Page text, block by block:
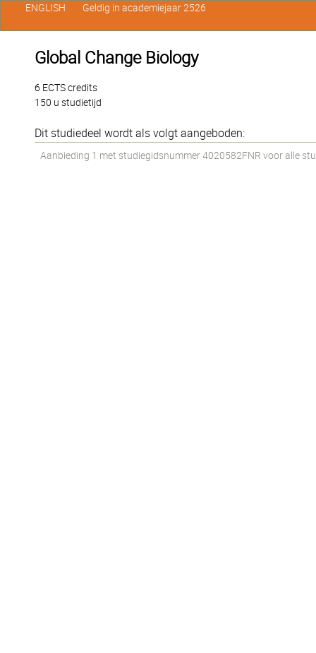
Global Change Biology
6 ECTS credits
150 u studietijd
Dit studiedeel wordt als volgt aangeboden:
Aanbieding 1 met studiegidsnummer 4020582FNR voor alle
ENGLISH Geldig in academiejaar 2526